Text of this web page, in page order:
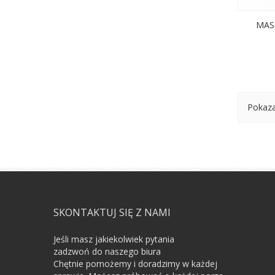
SKONTAKTUJ SIĘ Z NAMI
Jeśli masz jakiekolwiek pytania
zadzwoń do naszego biura
Chętnie pomożemy i doradzimy w każdej